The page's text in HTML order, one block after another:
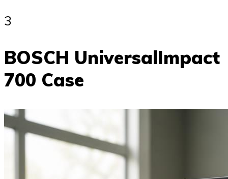
3
BOSCH UniversalImpact
700 Case